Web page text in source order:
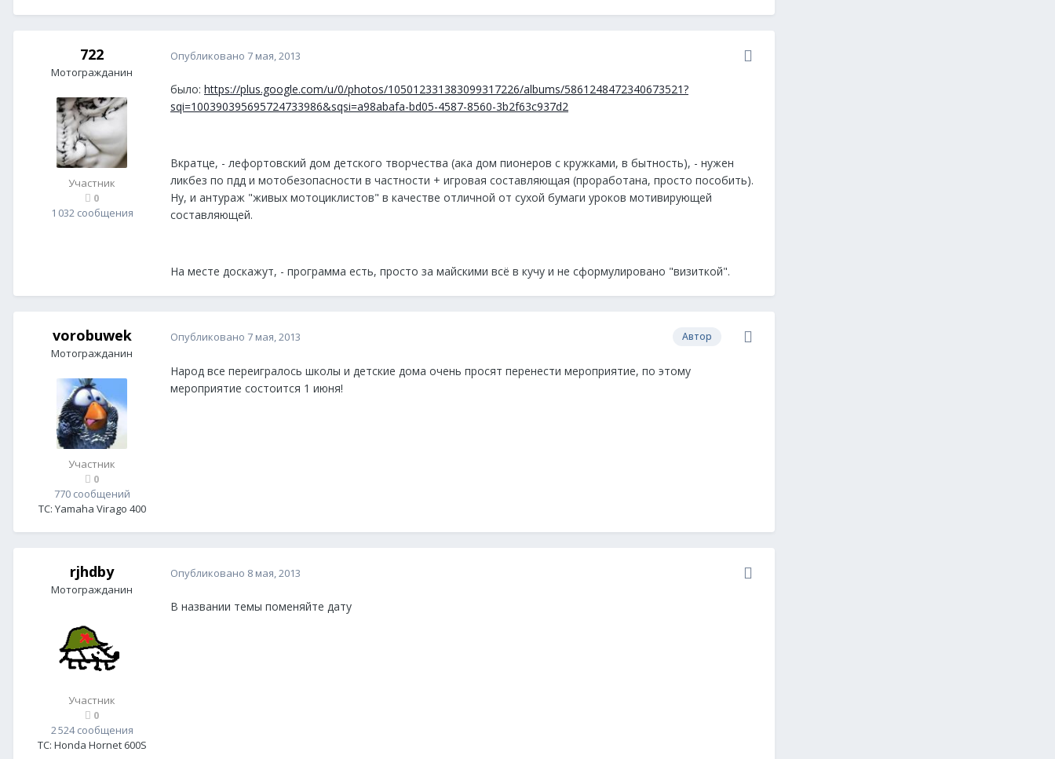
722
Мотогражданин
Участник
0
1 032 сообщения
Опубликовано 7 мая, 2013
было: https://plus.google.com/u/0/photos/105012331383099317226/albums/5861248472340673521?
sqi=100390395695724733986&sqsi=a98abafa-bd05-4587-8560-3b2f63c937d2
Вкратце, - лефортовский дом детского творчества (ака дом пионеров с кружками, в бытность), - нужен
ликбез по пдд и мотобезопасности в частности + игровая составляющая (проработана, просто пособить).
Ну, и антураж "живых мотоциклистов" в качестве отличной от сухой бумаги уроков мотивирующей
составляющей.
На месте доскажут, - программа есть, просто за майскими всё в кучу и не сформулировано "визиткой".
vorobuwek
Мотогражданин
Участник
0
770 сообщений
ТС: Yamaha Virago 400
Автор
Опубликовано 7 мая, 2013
Народ все переигралось школы и детские дома очень просят перенести мероприятие, по этому
мероприятие состоится 1 июня!
rjhdby
Мотогражданин
Участник
0
2 524 сообщения
ТС: Honda Hornet 600S
Опубликовано 8 мая, 2013
В названии темы поменяйте дату